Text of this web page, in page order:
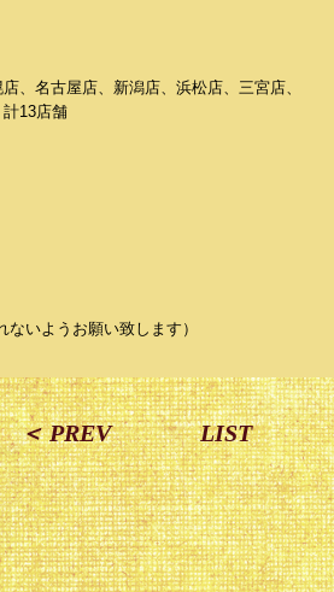
、名古屋店、新潟店、浜松店、三宮店、
13店舗
いようお願い致します）
＜ PREV LIST